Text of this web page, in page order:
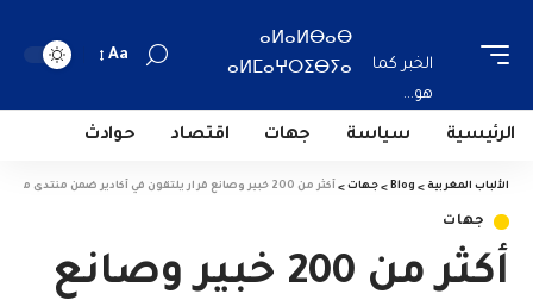
الخبر كما
هو...
ⴰⵍⴰⵍⴱⴰⴱ
ⴰⵍⵎⴰⵖⵔⵉⴱⵢⴰ
Aa
الرئيسية سياسة جهات اقتصاد حوادث
الألباب المغربية >
Blog
> جهات > أكثر من 200 خبير وصانع قرار يلتقون في أكادير ضمن منتدى ميديتور 2026
جهات
أكثر من 200 خبير وصانع